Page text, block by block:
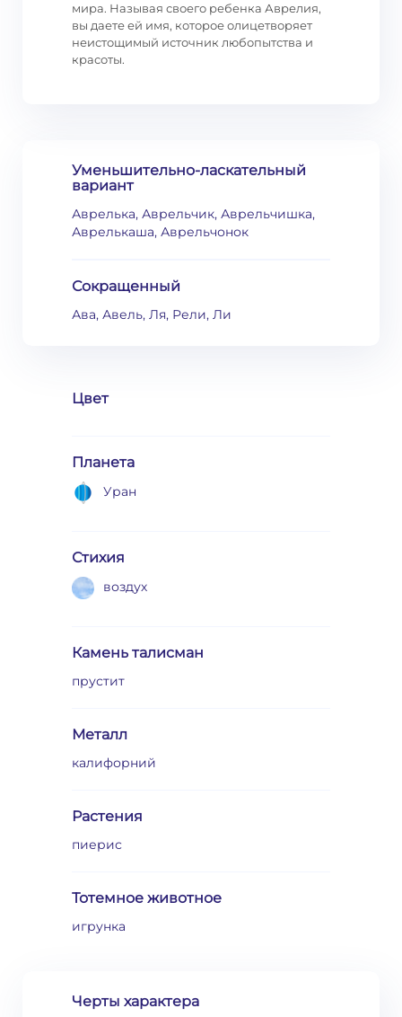
мира. Называя своего ребенка Аврелия,
вы даете ей имя, которое олицетворяет
неистощимый источник любопытства и
красоты.
Уменьшительно-ласкательный
вариант
Аврелька, Аврельчик, Аврельчишка,
Аврелькаша, Аврельчонок
Сокращенный
Ава, Авель, Ля, Рели, Ли
Цвет
Планета
Уран
Стихия
воздух
Камень талисман
прустит
Металл
калифорний
Растения
пиерис
Тотемное животное
игрунка
Черты характера